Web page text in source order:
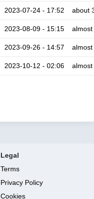
2023-07-24 - 17:52 about
2023-08-09 - 15:15
2023-09-26 - 14:57
2023-10-12 - 02:06
Legal
Terms
Privacy Policy
Cookies